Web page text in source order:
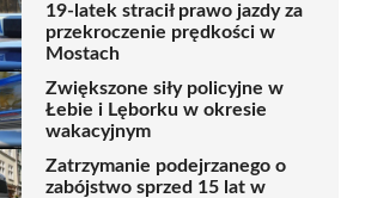
19-latek stracił prawo jazdy za
przekroczenie prędkości w
Mostach
Zwiększone siły policyjne w
Łebie i Lęborku w okresie
wakacyjnym
Zatrzymanie podejrzanego o
zabójstwo sprzed 15 lat w